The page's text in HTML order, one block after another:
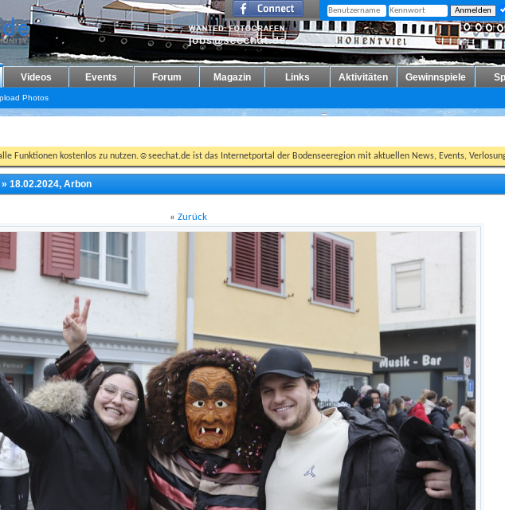
Photos
Videos Events Forum Magazin Links Aktivitäten Gewinnspiele
Funktionen kostenlos zu nutzen.☺seechat.de ist das Internetportal der Bodenseeregion mit aktuellen News, Events,
» 18.02.2024, Arbon
« Zurück